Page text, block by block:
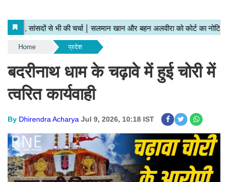
Home प्रदेश
बदरीनाथ धाम के चढ़ावे में हुई चोरी में
त्वरित कार्यवाही
By Dhirendra Acharya Jul 9, 2026, 10:18 IST